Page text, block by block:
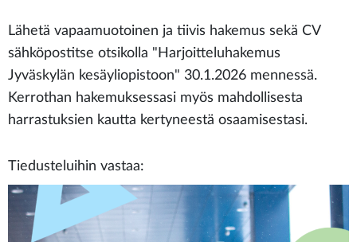
Lähetä vapaamuotoinen ja tiivis hakemus sekä CV
sähköpostitse otsikolla "Harjoitteluhakemus
Jyväskylän kesäyliopistoon" 30.1.2026 mennessä.
Kerrothan hakemuksessasi myös mahdollisesta
harrastuksien kautta kertyneestä osaamisestasi.
Tiedusteluihin vastaa: